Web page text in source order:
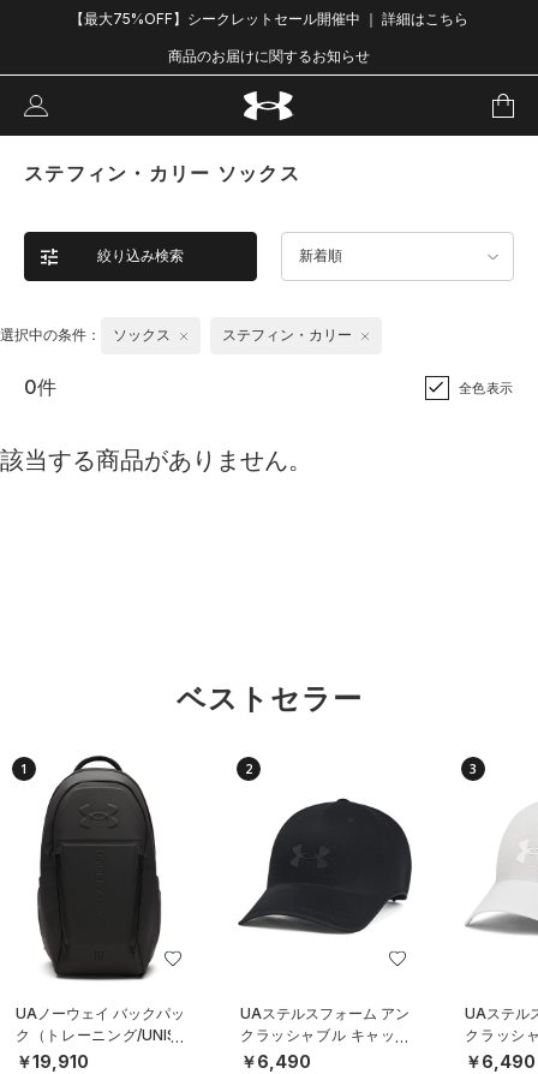
【最大75%OFF】シークレットセール開催中 ｜ 詳細はこちら
商品のお届けに関するお知らせ
ステフィン・カリー ソックス
絞り込み検索 新着順
選択中の条件： ソックス ステフィン・カリー
0件 全色表示
該当する商品がありません。
ベストセラー
1
UAノーウェイ バックパッ
ク（トレーニング/UNISE
X）
￥19,910
2
UAステルスフォーム アン
クラッシャブル キャップ
（ライフスタイル/UNISE
￥6,490
3
UAステル
クラッシ
（ライフ
￥6,490